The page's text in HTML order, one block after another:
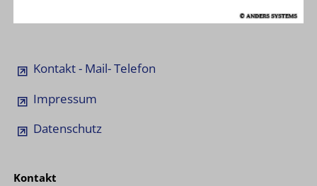
Kontakt - Mail- Telefon
Impressum
Datenschutz
Kontakt